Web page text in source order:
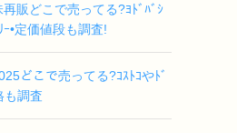
再販どこで売ってる?ﾖﾄﾞﾊﾞｼ
•定価値段も調査!
どこで売ってる?ｺｽﾄｺやﾄﾞ
も調査